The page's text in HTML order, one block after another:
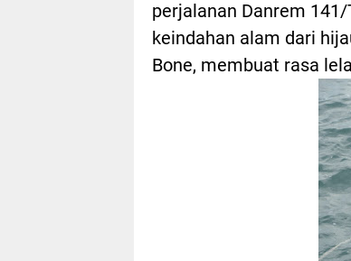
perjalanan Danrem
keindahan alam dari
Bone, membuat rasa